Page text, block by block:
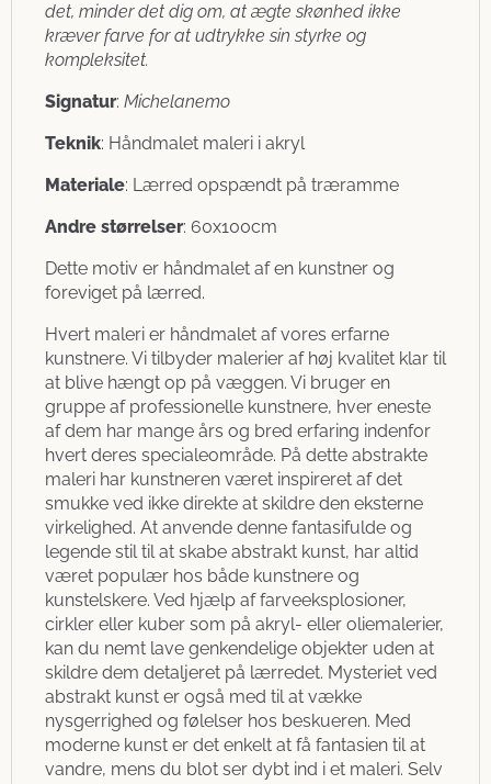
det, minder det dig om, at ægte skønhed ikke
kræver farve for at udtrykke sin styrke og
kompleksitet.
Signatur: Michelanemo
Teknik: Håndmalet maleri i akryl
Materiale: Lærred opspændt på træramme
Andre størrelser: 60x100cm
Dette motiv er håndmalet af en kunstner og
foreviget på lærred.
Hvert maleri er håndmalet af vores erfarne
kunstnere. Vi tilbyder malerier af høj kvalitet klar til
at blive hængt op på væggen. Vi bruger en
gruppe af professionelle kunstnere, hver eneste
af dem har mange års og bred erfaring indenfor
hvert deres specialeområde. På dette abstrakte
maleri har kunstneren været inspireret af det
smukke ved ikke direkte at skildre den eksterne
virkelighed. At anvende denne fantasifulde og
legende stil til at skabe abstrakt kunst, har altid
været populær hos både kunstnere og
kunstelskere. Ved hjælp af farveeksplosioner,
cirkler eller kuber som på akryl- eller oliemalerier,
kan du nemt lave genkendelige objekter uden at
skildre dem detaljeret på lærredet. Mysteriet ved
abstrakt kunst er også med til at vække
nysgerrighed og følelser hos beskueren. Med
moderne kunst er det enkelt at få fantasien til at
vandre, mens du blot ser dybt ind i et maleri. Selv